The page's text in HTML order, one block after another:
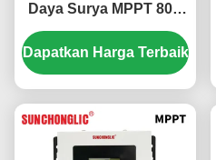
Daya Surya MPPT 80A
dengan Perlindungan
Pengisian Berlebih dan
Kompatibilitas Baterai
Dapatkan Harga Terbaik